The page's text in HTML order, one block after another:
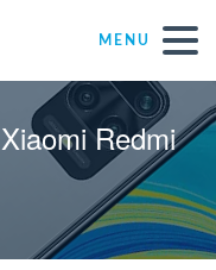
MENU
marques
Redmi